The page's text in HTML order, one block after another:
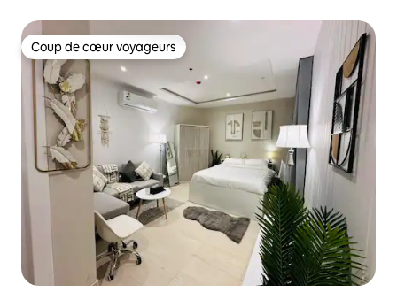
Coup de cœur voyageurs
Coup de cœur voyageurs